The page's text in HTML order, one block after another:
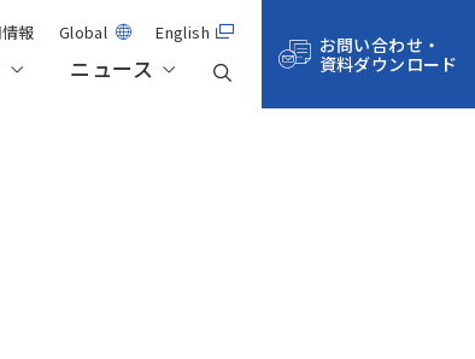
お問い合わせ・
資料ダウンロード
ニュース
報 Global English